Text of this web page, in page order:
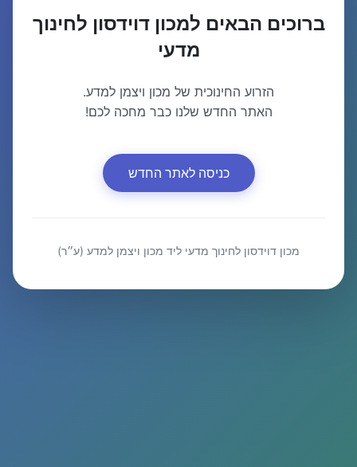
ברוכים הבאים למכון דוידסון לחינוך
מדעי
הזרוע החינוכית של מכון ויצמן למדע.
האתר החדש שלנו כבר מחכה לכם!
כניסה לאתר החדש
מכון דוידסון לחינוך מדעי ליד מכון ויצמן למדע (ע״ר)